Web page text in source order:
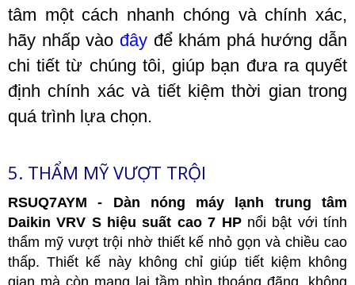
tâm một cách nhanh chóng và chính xác,
hãy nhấp vào đâyđể khám phá hướng dẫn
chi tiết từ chúng tôi, giúp bạn đưa ra quyết
định chính xác và tiết kiệm thời gian trong
quá trình lựa chọn.
5. THẨM MỸ VƯỢT TRỘI
RSUQ7AYM - Dàn nóng máy lạnh trung tâm
Daikin VRV S hiệu suất cao 7 HP nổi bật với tính
thẩm mỹ vượt trội nhờ thiết kế nhỏ gọn và chiều cao
thấp. Thiết kế này không chỉ giúp tiết kiệm không
gian mà còn mang lại tầm nhìn thoáng đãng, không